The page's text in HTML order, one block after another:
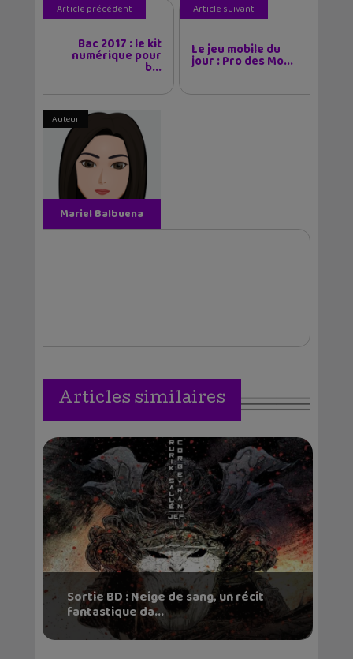
Article précédent
Bac 2017 : le kit
numérique pour
b...
Article suivant
Le jeu mobile du
jour : Pro des Mo...
Auteur
Mariel Balbuena
Articles similaires
Sortie BD : Neige de sang, un récit
fantastique da...